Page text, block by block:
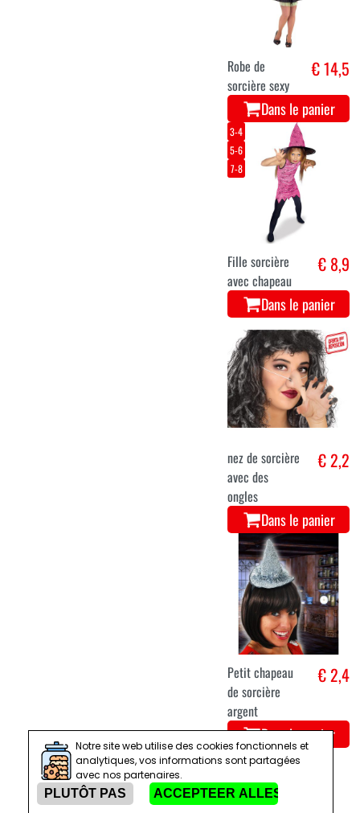
Robe de
sorcière sexy
€ 14,5
Dans le panier
3-4
5-6
7-8
Fille sorcière
avec chapeau
€ 8,9
Dans le panier
nez de sorcière
avec des
ongles
€ 2,2
Dans le panier
Petit chapeau
de sorcière
argent
€ 2,4
Dans le panier
Notre site web utilise des cookies fonctionnels et
analytiques, vos informations sont partagées
avec nos partenaires.